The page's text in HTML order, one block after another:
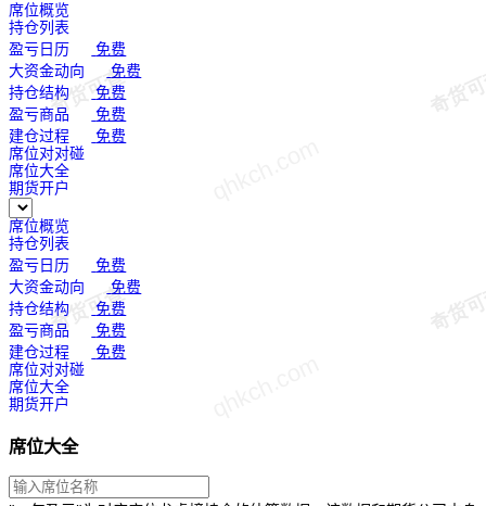
席位概览
持仓列表
盈亏日历
免费
大资金动向
免费
持仓结构
免费
盈亏商品
免费
建仓过程
免费
席位对对碰
席位大全
期货开户
席位概览
持仓列表
盈亏日历
免费
大资金动向
免费
持仓结构
免费
盈亏商品
免费
建仓过程
免费
席位对对碰
席位大全
期货开户
席位大全